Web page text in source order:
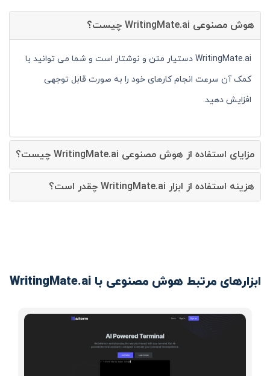
هوش مصنوعی WritingMate.ai چیست؟
WritingMate.ai دستیار متن و نوشتار است و شما می توانید با
کمک آن سرعت انجام کارهای خود را به صورت قابل توجهی
افزایش دهید.
مزایای استفاده از هوش مصنوعی WritingMate.ai چیست؟
هزینه استفاده از ابزار WritingMate.ai چقدر است؟
ابزارهای مرتبط هوش مصنوعی با WritingMate.ai